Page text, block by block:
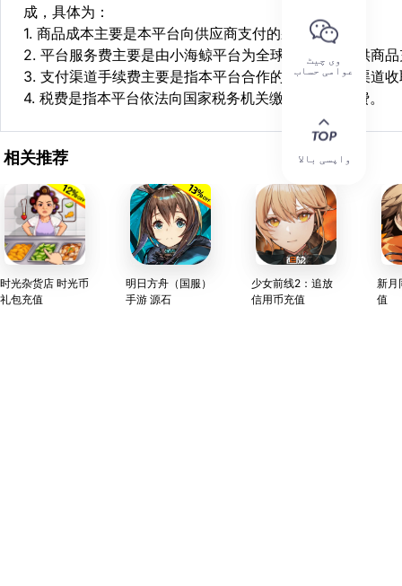
成，具体为：
1. 商品成本主要是本平台向供应商支付的采购成本；
2. 平台服务费主要是由小海鲸平台为全球华人用户提供商
3. 支付渠道手续费主要是指本平台合作的第三方支付渠道
4. 税费是指本平台依法向国家税务机关缴纳的各项税费。
相关推荐
时光杂货店 时光币
礼包充值
明日方舟（国服）
手游 源石
少女前线2：追放
信用币充值
新月
值
وی چیٹ
عوامی حساب
واپسی بالا